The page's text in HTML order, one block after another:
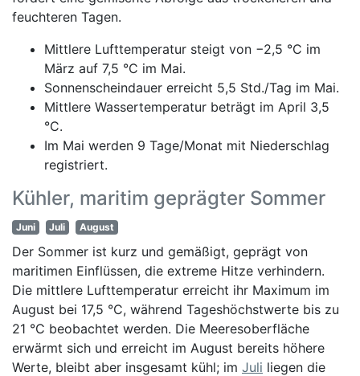
feuchteren Tagen.
Mittlere Lufttemperatur steigt von −2,5 °C im
März auf 7,5 °C im Mai.
Sonnenscheindauer erreicht 5,5 Std./Tag im Mai.
Mittlere Wassertemperatur beträgt im April 3,5
°C.
Im Mai werden 9 Tage/Monat mit Niederschlag
registriert.
Kühler, maritim geprägter Sommer
Juni Juli August
Der Sommer ist kurz und gemäßigt, geprägt von
maritimen Einflüssen, die extreme Hitze verhindern.
Die mittlere Lufttemperatur erreicht ihr Maximum im
August bei 17,5 °C, während Tageshöchstwerte bis zu
21 °C beobachtet werden. Die Meeresoberfläche
erwärmt sich und erreicht im August bereits höhere
Werte, bleibt aber insgesamt kühl; im Juli liegen die